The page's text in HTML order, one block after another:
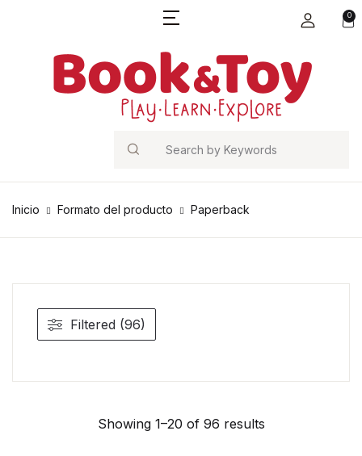
0
Search
Inicio Formato del producto Paperback
Showing 1–20 of 96 results
Filtered (96)